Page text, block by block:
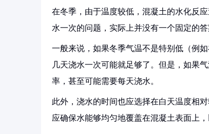
在冬季，由于温度较低，混凝土的水化反
水一次的问题，实际上并没有一个固定的
一般来说，如果冬季气温不是特别低（例
几天浇水一次可能就足够了。但是，如果
率，甚至可能需要每天浇水。
此外，浇水的时间也应选择在白天温度相
应确保水能够均匀地覆盖在混凝土表面上，